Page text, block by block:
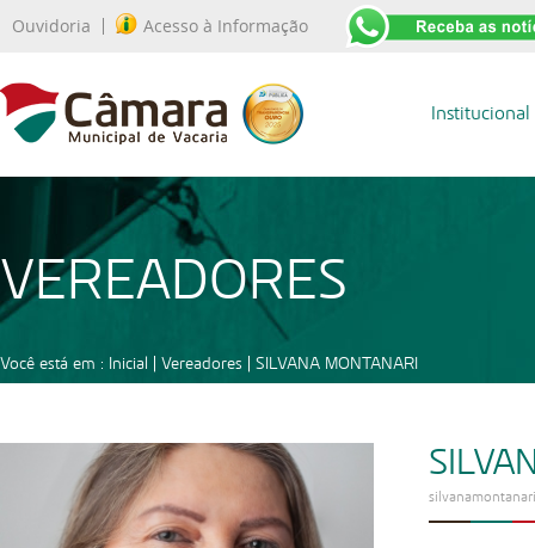
Ouvidoria Acesso à Informação
Institucional
VEREADORES
Você está em : Inicial Vereadores SILVANA MONTANARI